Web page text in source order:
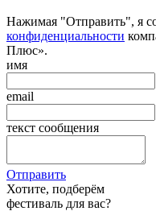
Нажимая "Отправить", я
конфиденциальности
Плюс».
имя
email
текст сообщения
Отправить
Хотите, подберём
фестиваль для вас?